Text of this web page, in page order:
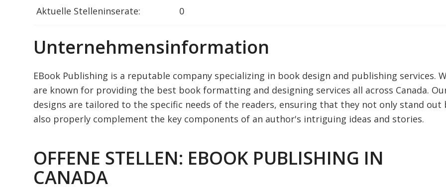
Aktuelle Stelleninserate: 0
Unternehmensinformation
EBook Publishing is a reputable company specializing in book design and publishing services.
are known for providing the best book formatting and designing services all across Canada.
designs are tailored to the specific needs of the readers, ensuring that they not only stand out
also properly complement the key components of an author's intriguing ideas and stories.
OFFENE STELLEN: EBOOK PUBLISHING IN
CANADA